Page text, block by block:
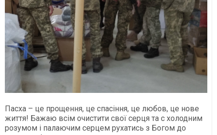
Пасха – це прощення, це спасіння, це любов, це нове
життя! Бажаю всім очистити свої серця та с холодним
розумом і палаючим серцем рухатись з Богом до